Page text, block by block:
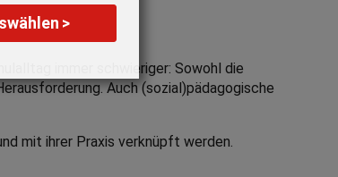
immer schwieriger: Sowohl die
Auch (sozial)pädagogische
mit ihrer Praxis verknüpft werden.
>